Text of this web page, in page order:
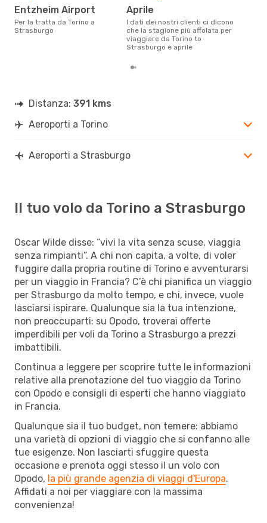
Entzheim Airport
Per la tratta da Torino a
Strasburgo
aprile
I dati dei nostri clienti ci dicono
che la stagione più affolata per
viaggiare da Torino to
Strasburgo è aprile
Distanza: 391 kms
Aeroporti a Torino
Aeroporti a Strasburgo
Il tuo volo da Torino a Strasburgo
Oscar Wilde disse: “vivi la vita senza scuse, viaggia
senza rimpianti”. A chi non capita, a volte, di voler
fuggire dalla propria routine di Torino e avventurarsi
per un viaggio in Francia? C’è chi pianifica un viaggio
per Strasburgo da molto tempo, e chi, invece, vuole
lasciarsi ispirare. Qualunque sia la tua intenzione,
non preoccuparti: su Opodo, troverai offerte
imperdibili per voli da Torino a Strasburgo a prezzi
imbattibili.
Continua a leggere per scoprire tutte le informazioni
relative alla prenotazione del tuo viaggio da Torino
con Opodo e consigli di esperti che hanno viaggiato
in Francia.
Qualunque sia il tuo budget, non temere: abbiamo
una varietà di opzioni di viaggio che si confanno alle
tue esigenze. Non lasciarti sfuggire questa
occasione e prenota oggi stesso il un volo con
Opodo, la più grande agenzia di viaggi d'Europa.
Affidati a noi per viaggiare con la massima
convenienza!